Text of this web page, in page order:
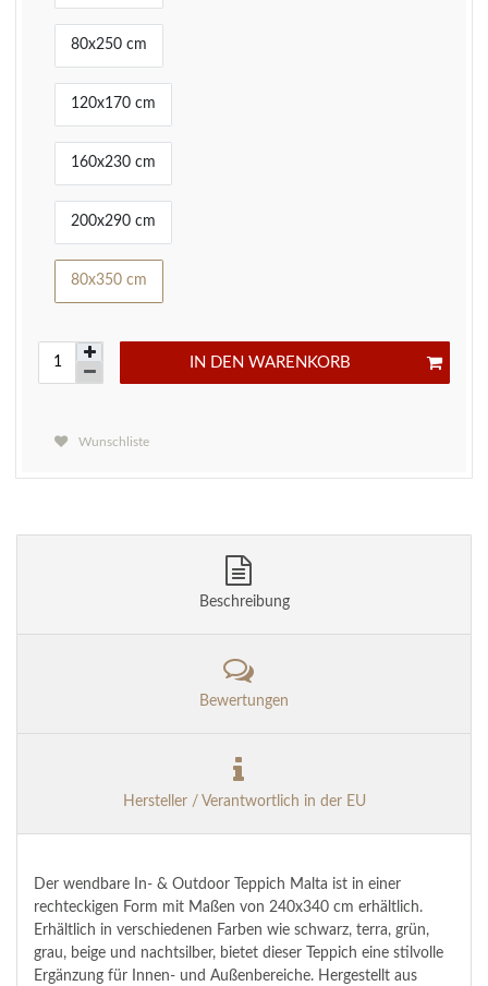
80x250 cm
120x170 cm
160x230 cm
200x290 cm
80x350 cm
IN DEN WARENKORB
Wunschliste
Beschreibung
Bewertungen
Hersteller / Verantwortlich in der EU
Der wendbare In- & Outdoor Teppich Malta ist in einer
rechteckigen Form mit Maßen von 240x340 cm erhältlich.
Erhältlich in verschiedenen Farben wie schwarz, terra, grün,
grau, beige und nachtsilber, bietet dieser Teppich eine stilvolle
Ergänzung für Innen- und Außenbereiche. Hergestellt aus